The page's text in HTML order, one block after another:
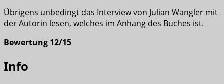
Übrigens unbedingt das Interview von Julian Wangler mit
der Autorin lesen, welches im Anhang des Buches ist.
Bewertung 12/15
Info